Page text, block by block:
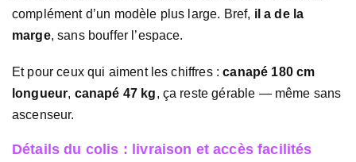
complément d’un modèle plus large. Bref, il a de la
marge, sans bouffer l’espace.
Et pour ceux qui aiment les chiffres :canapé 180 cm
longueur, canapé 47 kg, ça reste gérable — même sans
ascenseur.
Détails du colis : livraison et accès facilités